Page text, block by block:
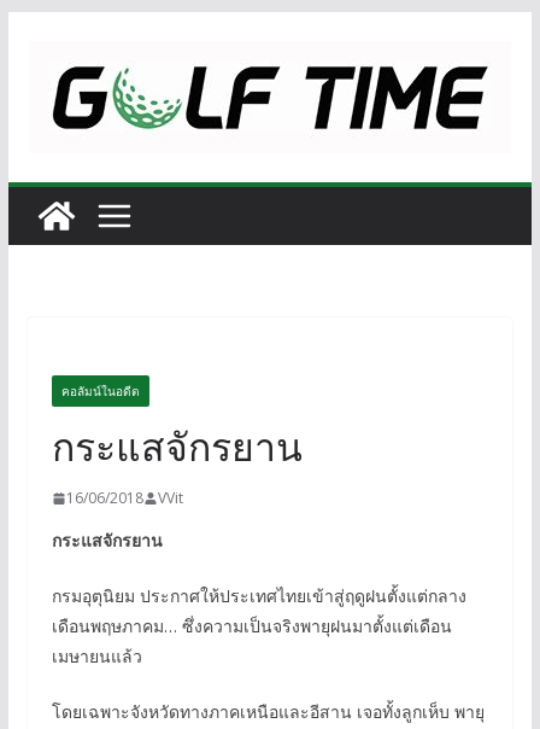
content
คอลัมน์ในอดีต
กระแสจักรยาน
16/06/2018 VVit
กระแสจักรยาน
กรมอุตุนิยม ประกาศให้ประเทศไทยเข้าสู่ฤดูฝนตั้งแต่กลาง
เดือนพฤษภาคม… ซึ่งความเป็นจริงพายุฝนมาตั้งแต่เดือน
เมษายนแล้ว
โดยเฉพาะจังหวัดทางภาคเหนือและอีสาน เจอทั้งลูกเห็บ พายุ